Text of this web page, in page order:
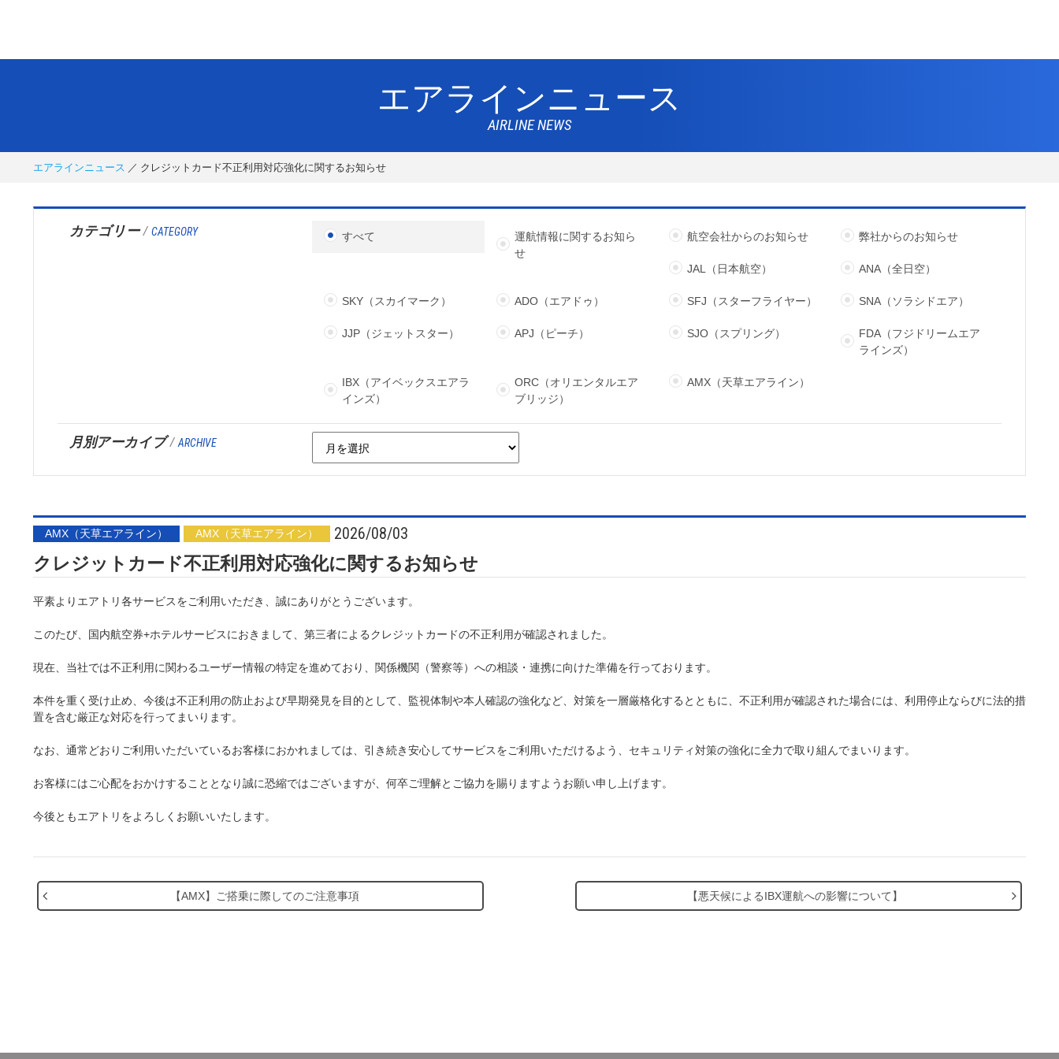
エアラインニュース
AIRLINE NEWS
エアラインニュース クレジットカード不正利用対応強化に関するお知らせ
カテゴリー/ CATEGORY すべて
運航情報に関するお知ら
せ
航空会社からのお知らせ 弊社からのお知らせ
JAL（日本航空） ANA（全日空）
SKY（スカイマーク） ADO（エアドゥ） SFJ（スターフライヤー） SNA（ソラシドエア）
JJP（ジェットスター） APJ（ピーチ） SJO（スプリング）
FDA（フジドリームエア
ラインズ）
IBX（アイベックスエアラ
インズ）
ORC（オリエンタルエア
ブリッジ）
AMX（天草エアライン）
月別アーカイブ/ ARCHIVE
AMX（天草エアライン） AMX（天草エアライン） 2026/08/03
クレジットカード不正利用対応強化に関するお知らせ
平素よりエアトリ各サービスをご利用いただき、誠にありがとうございます。
このたび、国内航空券+ホテルサービスにおきまして、第三者によるクレジットカードの不正利用が確認されました。
現在、当社では不正利用に関わるユーザー情報の特定を進めており、関係機関（警察等）への相談・連携に向けた準備を行っております。
本件を重く受け止め、今後は不正利用の防止および早期発見を目的として、監視体制や本人確認の強化など、対策を一層厳格化するとともに、不正利用が確認された場合には、利用停止ならびに法的措
置を含む厳正な対応を行ってまいります。
なお、通常どおりご利用いただいているお客様におかれましては、引き続き安心してサービスをご利用いただけるよう、セキュリティ対策の強化に全力で取り組んでまいります。
お客様にはご心配をおかけすることとなり誠に恐縮ではございますが、何卒ご理解とご協力を賜りますようお願い申し上げます。
今後ともエアトリをよろしくお願いいたします。
【AMX】ご搭乗に際してのご注意事項 【悪天候によるIBX運航への影響について】